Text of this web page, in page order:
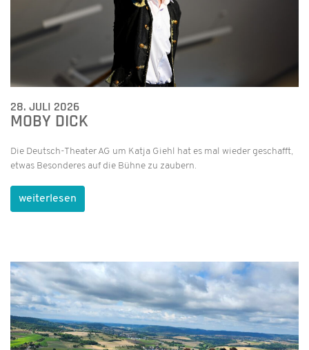
28. JULI 2026
MOBY DICK
Die Deutsch-Theater AG um Katja Giehl hat es mal wieder geschafft,
etwas Besonderes auf die Bühne zu zaubern.
weiterlesen